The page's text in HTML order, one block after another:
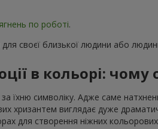
по роботі.
своєї близької людини або
в кольорі:
їхню символіку. Адже саме
хризантем виглядає дуже
для створення ніжних кольорових